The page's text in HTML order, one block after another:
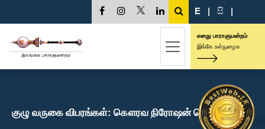
E | සි |
எனது பாராளுமன்றம்
இங்கே உள்நுழைக
குழு வருகை விபரங்கள்: கௌரவ நிரோஷன் பெரேரா, பா.உ.